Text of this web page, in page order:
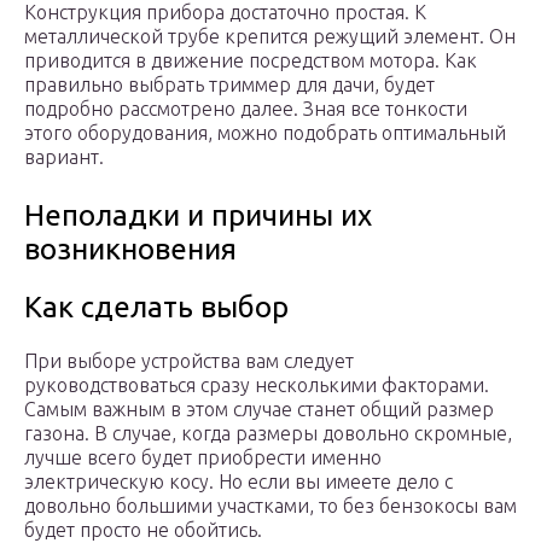
Конструкция прибора достаточно простая. К
металлической трубе крепится режущий элемент. Он
приводится в движение посредством мотора. Как
правильно выбрать триммер для дачи, будет
подробно рассмотрено далее. Зная все тонкости
этого оборудования, можно подобрать оптимальный
вариант.
Неполадки и причины их
возникновения
Как сделать выбор
При выборе устройства вам следует
руководствоваться сразу несколькими факторами.
Самым важным в этом случае станет общий размер
газона. В случае, когда размеры довольно скромные,
лучше всего будет приобрести именно
электрическую косу. Но если вы имеете дело с
довольно большими участками, то без бензокосы вам
будет просто не обойтись.